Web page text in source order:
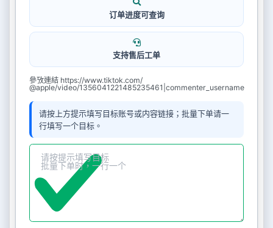
订单进度可查询
支持售后工单
參攷連結 https://www.tiktok.com/
@apple/video/1356041221485235461|commenter_username
请按上方提示填写目标账号或内容链接；批量下单请一
行填写一个目标。